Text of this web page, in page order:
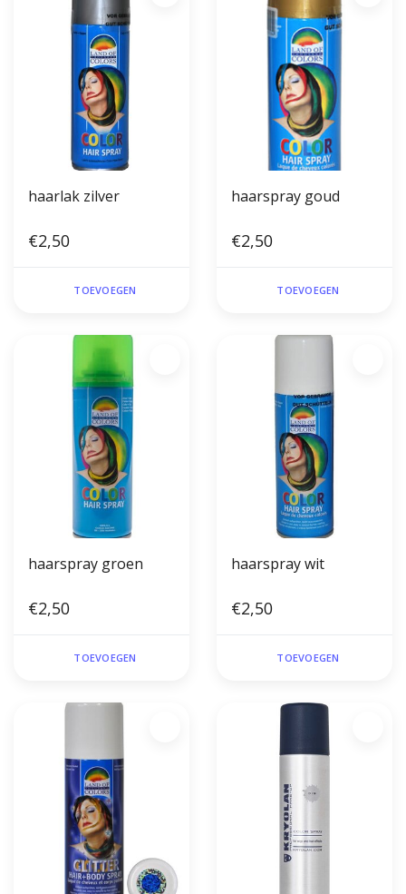
haarlak zilver
€2,50
TOEVOEGEN
haarspray goud
€2,50
TOEVOEGEN
haarspray groen
€2,50
TOEVOEGEN
haarspray wit
€2,50
TOEVOEGEN